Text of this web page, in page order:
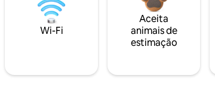
Wi-Fi
Aceita
animais de
estimação